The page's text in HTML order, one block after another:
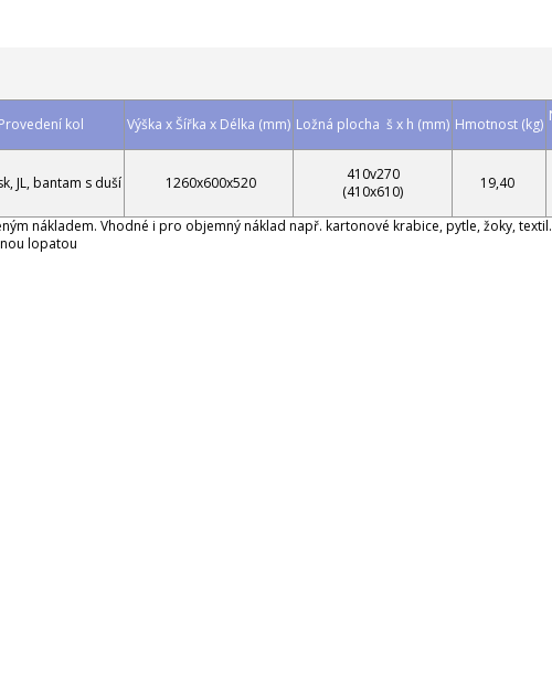
Provedení kol Výška x Šířka x Délka (mm) Ložná plocha š x h (mm) Hmotnost (kg)
JL, bantam s duší 1260x600x520
410v270
(410x610)
19,40
nákladem. Vhodné i pro objemný náklad např. kartonové krabice, pytle, žoky, textil.
lopatou